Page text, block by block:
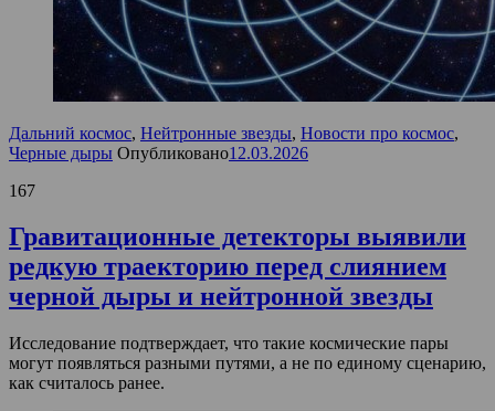
Дальний космос, Нейтронные звезды, Новости про космос,
Черные дыры Опубликовано12.03.2026
167
Гравитационные детекторы выявили
редкую траекторию перед слиянием
черной дыры и нейтронной звезды
Исследование подтверждает, что такие космические пары
могут появляться разными путями, а не по единому сценарию,
как считалось ранее.